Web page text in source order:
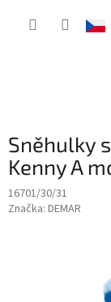
Sněhulky
Kenny A
16701/30/31
Značka: DEMAR